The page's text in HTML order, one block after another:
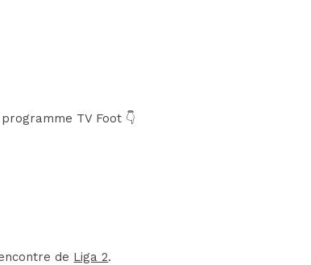
programme TV Foot 👇
de Liga 2.